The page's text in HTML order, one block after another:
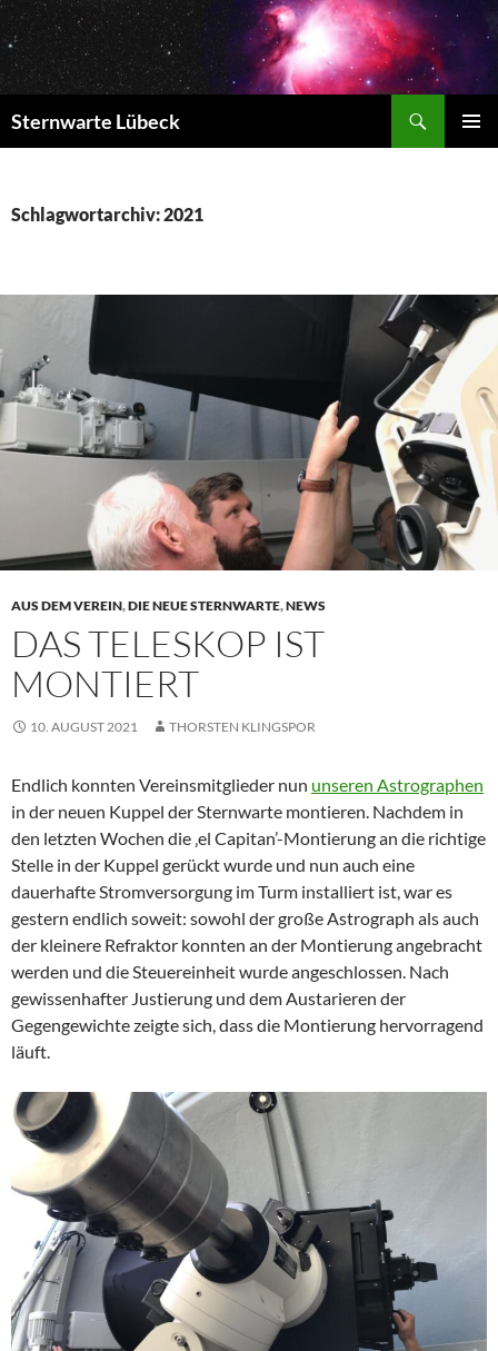
Zum
Inhalt
springen
Sternwarte Lübeck
Schlagwortarchiv: 2021
AUS DEM VEREIN,DIE NEUE STERNWARTE,NEWS
DAS TELESKOP IST
MONTIERT
10. AUGUST 2021 THORSTEN KLINGSPOR
Endlich konnten Vereinsmitglieder nun unseren Astrographen
in der neuen Kuppel der Sternwarte montieren. Nachdem in
den letzten Wochen die ‚el Capitan’-Montierung an die richtige
Stelle in der Kuppel gerückt wurde und nun auch eine
dauerhafte Stromversorgung im Turm installiert ist, war es
gestern endlich soweit: sowohl der große Astrograph als auch
der kleinere Refraktor konnten an der Montierung angebracht
werden und die Steuereinheit wurde angeschlossen. Nach
gewissenhafter Justierung und dem Austarieren der
Gegengewichte zeigte sich, dass die Montierung hervorragend
läuft.